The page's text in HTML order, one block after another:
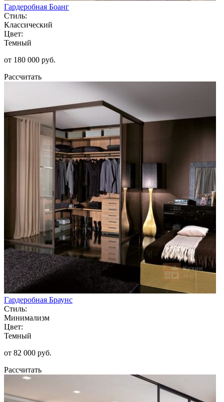
Гардеробная Боанг
Стиль:
Классический
Цвет:
Темный
от 180 000 руб.
Рассчитать
Гардеробная Браунс
Стиль:
Минимализм
Цвет:
Темный
от 82 000 руб.
Рассчитать